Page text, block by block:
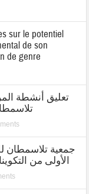
sur le potentiel
de son
de genre
تعليق أنشطة
جمعية تلاسمطان
الأولى من